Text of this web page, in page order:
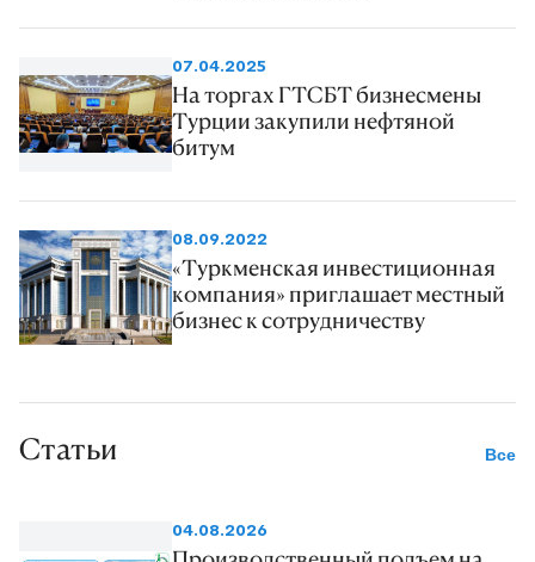
07.04.2025
На торгах ГТСБТ бизнесмены
Турции закупили нефтяной
битум
08.09.2022
«Туркменская инвестиционная
компания» приглашает местный
бизнес к сотрудничеству
Статьи Все
04.08.2026